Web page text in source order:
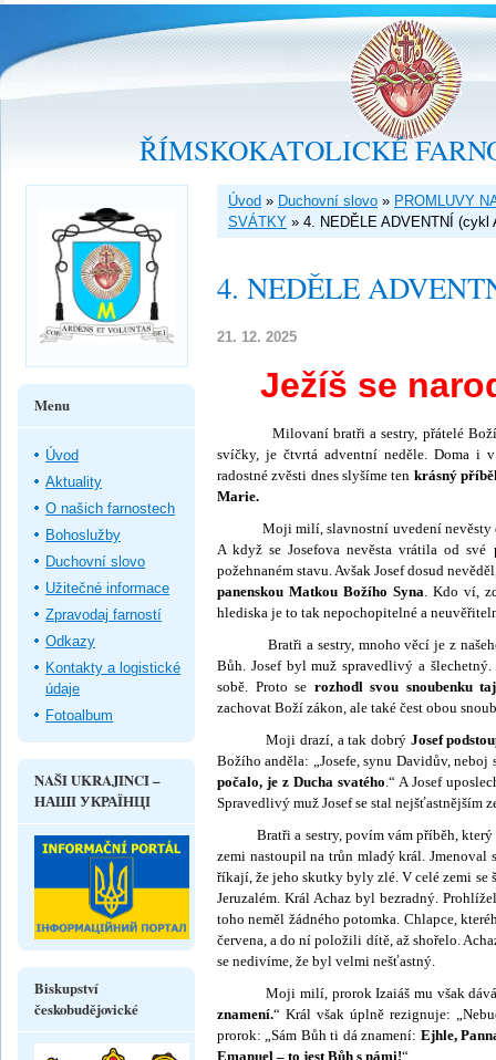
ŘÍMSKOKATOLICKÉ
Úvod » Duchovní slovo » PROMLUVY
SVÁTKY » 4. NEDĚLE ADVENTNÍ (cykl
4. NEDĚLE
21. 12. 2025
Ježíš se
Milovaní bratři a sestry, přátelé Boží!
svíčky, je čtvrtá adventní neděle. Doma i
radostné zvěsti dnes slyšíme ten krásný
Marie.
Moji milí, slavnostní uvedení nevěsty do
A když se Josefova nevěsta vrátila od
požehnaném stavu. Avšak Josef dosud
panenskou Matkou Božího Syna. Kdo ví,
hlediska je to tak nepochopitelné a
Bratři a sestry, mnoho věcí je z našeho
Bůh. Josef byl muž spravedlivý a
sobě. Proto se rozhodl svou snoubenku
zachovat Boží zákon, ale také čest obou
Moji drazí, a tak dobrý Josef
Božího anděla: „Josefe, synu Davidův,
po­čalo, je z Ducha svatého.“ A Josef
Spravedlivý muž Josef se stal nejšťastnějším
Bratři a sestry, povím vám příběh, který
zemi nastoupil na trůn mladý král. Jmenoval
říkají, že jeho skutky byly zlé. V celé zemi
Jeruzalém. Král Achaz byl bezradný.
toho neměl žádného potomka. Chlapce,
červena, a do ní položili dítě, až shořelo.
se nedivíme, že byl velmi nešťastný.
Moji milí, prorok Izaiáš mu však dává
znamení.“ Král však úplně rezignuje:
prorok: „Sám Bůh ti dá zna­mení: Ej­hle,
Emanuel – to jest Bůh s námi!“
Menu
Úvod
Aktuality
O našich farnostech
Bohoslužby
Duchovní slovo
Užitečné informace
Zpravodaj farností
Odkazy
Kontakty a logistické
údaje
Fotoalbum
NAŠI UKRAJINCI –
НАШІ УКРАЇНЦІ
Biskupství
českobudějovické